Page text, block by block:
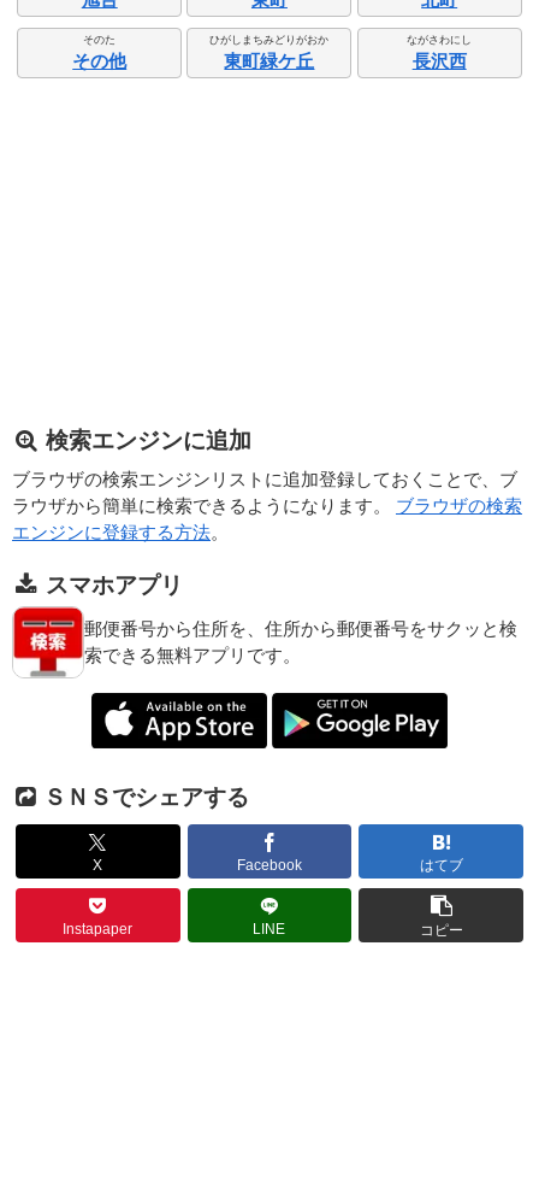
そのた
その他
ひがしまちみどりがおか
東町緑ケ丘
ながさわにし
長沢西
検索エンジンに追加
ブラウザの検索エンジンリストに追加登録しておくことで、ブ
ラウザから簡単に検索できるようになります。 ブラウザの検索
エンジンに登録する方法。
スマホアプリ
郵便番号から住所を、住所から郵便番号をサクッと検
索できる無料アプリです。
ＳＮＳでシェアする
X Facebook はてブ
Instapaper LINE コピー